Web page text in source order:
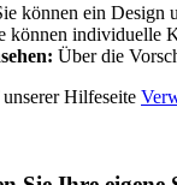
können ein Design
können individuelle
Über die
Hilfeseite